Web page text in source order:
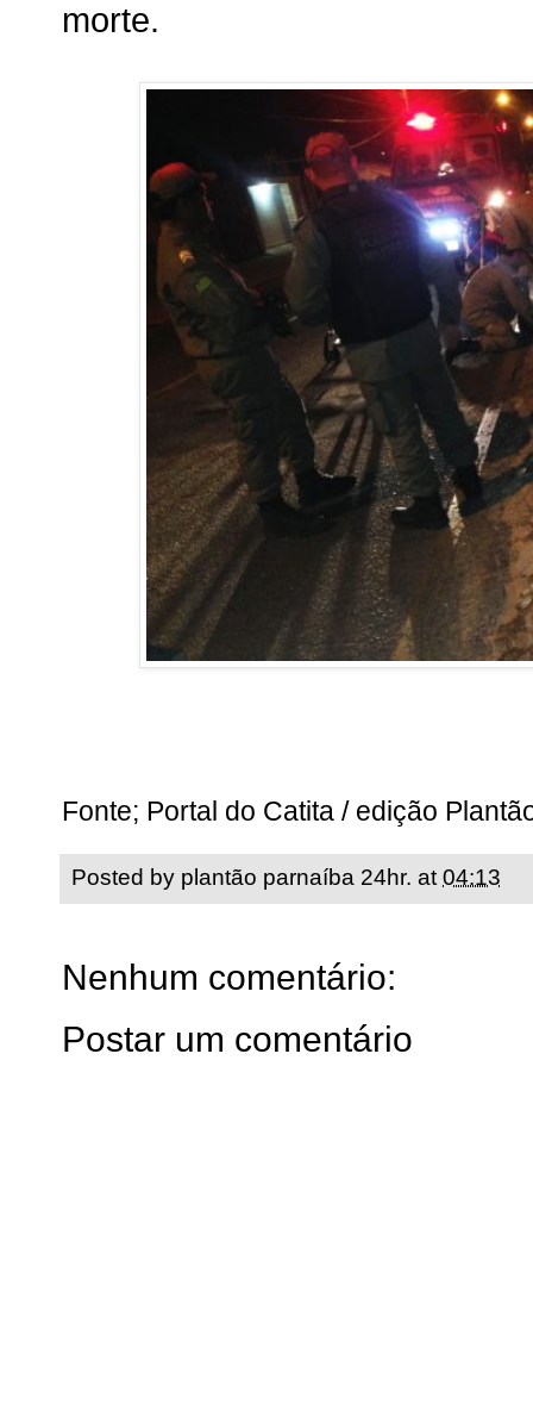
morte.
Fonte; Portal do Catita / edição
Posted by plantão parnaíba 24hr. at 04:13
Nenhum comentário:
Postar um comentário